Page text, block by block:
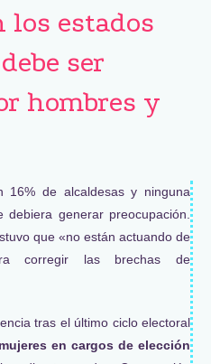
los estados
ser
hombres y
16% de alcaldesas y ninguna
generar preocupación.
que «no están actuando de
corregir las brechas de
tras el último ciclo electoral
en cargos de elección